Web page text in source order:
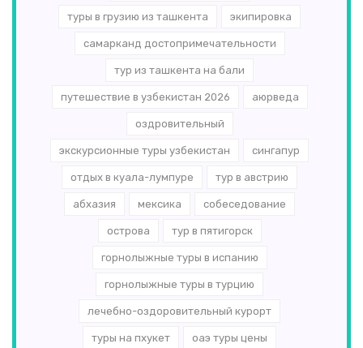
туры в грузию из ташкента экипировка
самарканд достопримечательности
тур из ташкента на бали
путешествие в узбекистан 2026 аюрведа
оздровительный
экскурсионные туры узбекистан сингапур
отдых в куала-лумпуре тур в австрию
абхазия мексика собеседование
острова тур в пятигорск
горнолыжные туры в испанию
горнолыжные туры в турцию
лечебно-оздоровительный курорт
туры на пхукет оаэ туры цены